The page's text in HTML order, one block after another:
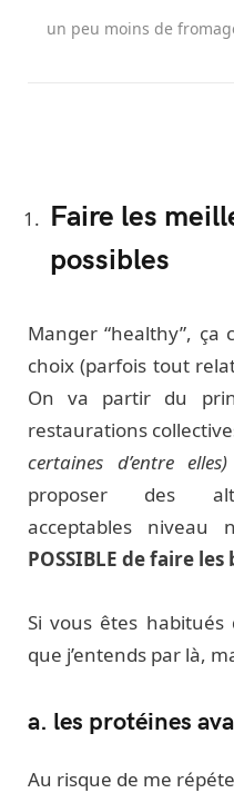
un peu moins de
Faire les
possibles
Manger “healthy”,
choix (parfois tout
On va partir du
restaurations
certaines d’entre elles)
proposer des
acceptables niveau
POSSIBLE de faire
Si vous êtes habitués
que j’entends par là,
a. les protéines
Au risque de me